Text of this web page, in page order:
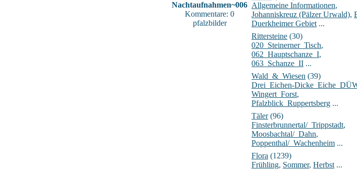
Nachtaufnahmen~006
Kommentare: 0
pfalzbilder
Allgemeine Informationen,
Johanniskreuz (Pälzer Urwald),
Duerkheimer Gebiet ...
Rittersteine (30)
020_Steinerner_Tisch,
062_Hauptschanze_I,
063_Schanze_II ...
Wald_&_Wiesen (39)
Drei_Eichen-
Wingert_Forst,
Pfalzblick_Ruppertsberg ...
Täler(96)
Finsterbrunnertal/_Trippstadt,
Moosbachtal/_Dahn,
Poppenthal/_Wachenheim ...
Flora (1239)
Frühling, Sommer, Herbst ...